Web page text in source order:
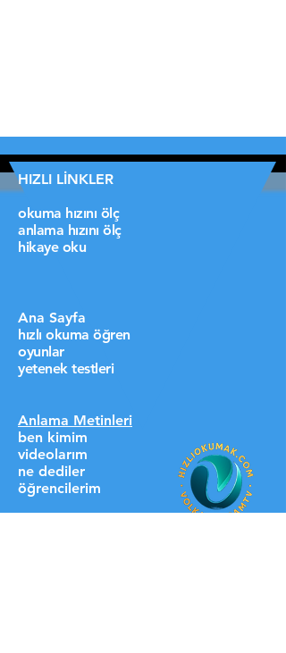
HIZLI LİNKLER
okuma hızını ölç
anlama hızını ölç
hikaye oku
Ana Sayfa
hızlı okuma öğren
oyunlar
yetenek testleri
Anlama Metinleri
ben kimim
videolarım
ne dediler
öğrencilerim